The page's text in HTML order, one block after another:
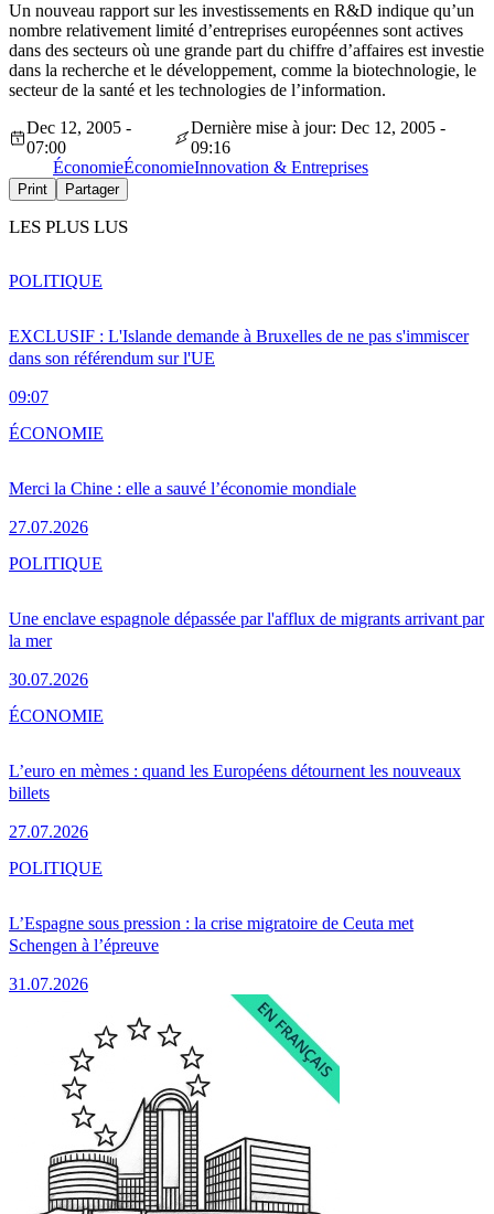
Un nouveau rapport sur les investissements en R&D indique qu’un
nombre relativement limité d’entreprises européennes sont actives
dans des secteurs où une grande part du chiffre d’affaires est investie
dans la recherche et le développement, comme la biotechnologie, le
secteur de la santé et les technologies de l’information.
Dec 12, 2005 -
07:00
Dernière mise à jour: Dec 12, 2005 -
09:16
ÉconomieÉconomieInnovation & Entreprises
Print Partager
LES PLUS LUS
EXCLUSIF : L'Islande demande à Bruxelles de ne pas s'immiscer
dans son référendum sur l'UE
09:07
POLITIQUE
Merci la Chine : elle a sauvé l’économie mondiale
27.07.2026
ÉCONOMIE
Une enclave espagnole dépassée par l'afflux de migrants arrivant par
la mer
30.07.2026
POLITIQUE
L’euro en mèmes : quand les Européens détournent les nouveaux
billets
27.07.2026
ÉCONOMIE
L’Espagne sous pression : la crise migratoire de Ceuta met
Schengen à l’épreuve
31.07.2026
POLITIQUE